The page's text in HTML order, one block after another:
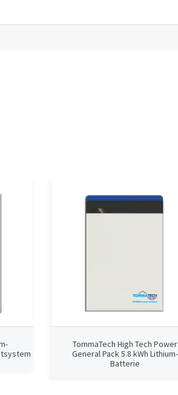
TommaTech High Tech Power
General Pack 5.8 kWh Lithium-
Batterie